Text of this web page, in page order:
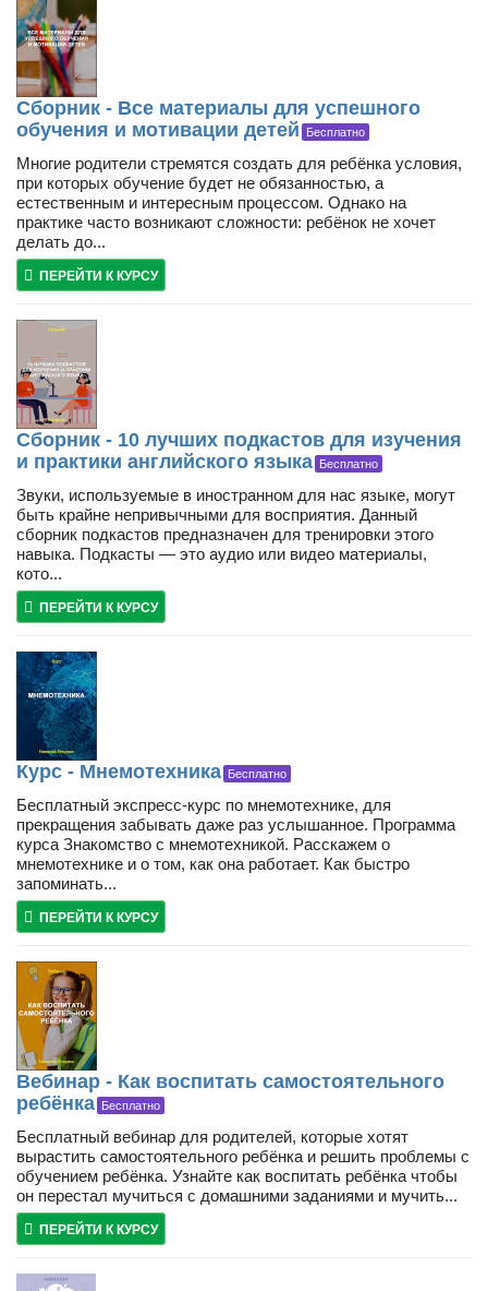
Сборник - Все материалы для успешного
обучения и мотивации детей
Бесплатно
Многие родители стремятся создать для ребёнка условия,
при которых обучение будет не обязанностью, а
естественным и интересным процессом. Однако на
практике часто возникают сложности: ребёнок не хочет
делать до...
ПЕРЕЙТИ К КУРСУ
Сборник - 10 лучших подкастов для изучения
и практики английского языка Бесплатно
Звуки, используемые в иностранном для нас языке, могут
быть крайне непривычными для восприятия. Данный
сборник подкастов предназначен для тренировки этого
навыка. Подкасты — это аудио или видео материалы,
кото...
ПЕРЕЙТИ К КУРСУ
Курс - Мнемотехника Бесплатно
Бесплатный экспресс-курс по мнемотехнике, для
прекращения забывать даже раз услышанное. Программа
курса Знакомство с мнемотехникой. Расскажем о
мнемотехнике и о том, как она работает. Как быстро
запоминать...
ПЕРЕЙТИ К КУРСУ
Вебинар - Как воспитать самостоятельного
ребёнка Бесплатно
Бесплатный вебинар для родителей, которые хотят
вырастить самостоятельного ребёнка и решить проблемы с
обучением ребёнка. Узнайте как воспитать ребёнка чтобы
он перестал мучиться с домашними заданиями и мучить...
ПЕРЕЙТИ К КУРСУ